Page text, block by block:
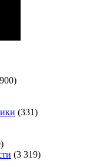
(331)
(3 319)